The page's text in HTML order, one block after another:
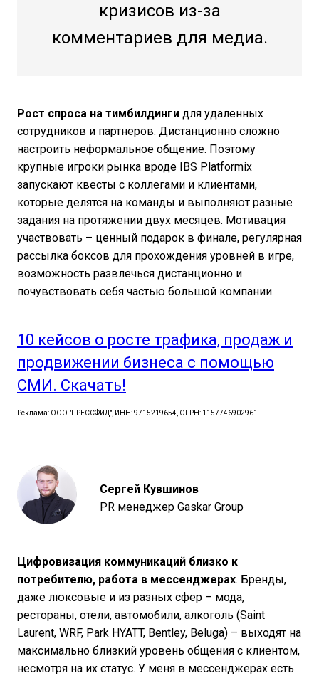
кризисов из-за
комментариев для медиа.
Рост спроса на тимбилдинги для удаленных
сотрудников и партнеров. Дистанционно сложно
настроить неформальное общение. Поэтому
крупные игроки рынка вроде IBS Platformix
запускают квесты с коллегами и клиентами,
которые делятся на команды и выполняют разные
задания на протяжении двух месяцев. Мотивация
участвовать – ценный подарок в финале, регулярная
рассылка боксов для прохождения уровней в игре,
возможность развлечься дистанционно и
почувствовать себя частью большой компании.​
10 кейсов о росте трафика, продаж и
продвижении бизнеса с помощью
СМИ. Скачать!
Реклама: ООО "ПРЕССФИД", ИНН: 9715219654, ОГРН: 1157746902961
Сергей Кувшинов
PR менеджер Gaskar Group
Цифровизация коммуникаций близко к
потребителю, работа в мессенджерах. Бренды,
даже люксовые и из разных сфер – мода,
рестораны, отели, автомобили, алкоголь (Saint
Laurent, WRF, Park HYATT, Bentley, Beluga) – выходят на
максимально близкий уровень общения с клиентом,
несмотря на их статус. У меня в мессенджерах есть